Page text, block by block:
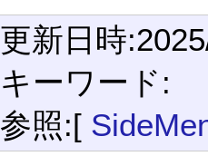
更新日時
キーワード:
参照:[